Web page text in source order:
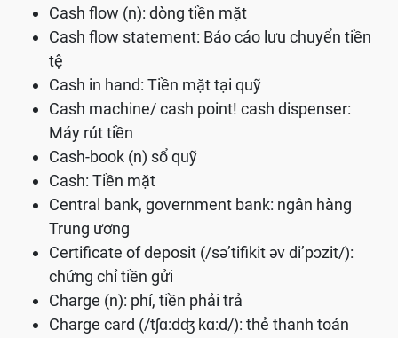
Cash flow (n): dòng tiền mặt
Cash flow statement: Báo cáo lưu chuyển tiền
tệ
Cash in hand: Tiền mặt tại quỹ
Cash machine/ cash point! cash dispenser:
Máy rút tiền
Cash-book (n) sổ quỹ
Cash: Tiền mặt
Central bank, government bank: ngân hàng
Trung ương
Certificate of deposit (/sə’tifikit əv di’pɔzit/):
chứng chỉ tiền gửi
Charge (n): phí, tiền phải trả
Charge card (/tʃɑ:dʤ kɑ:d/): thẻ thanh toán